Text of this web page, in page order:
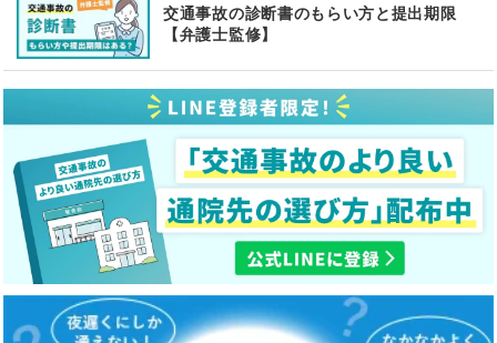
交通事故の診断書のもらい方と提出期限
【弁護士監修】